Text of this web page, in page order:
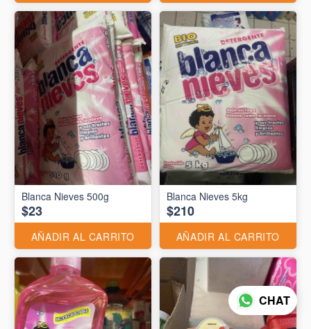
Blanca Nieves 500g
$23
AÑADIR AL CARRITO
Blanca Nieves 5kg
$210
AÑADIR AL CARRITO
CHAT